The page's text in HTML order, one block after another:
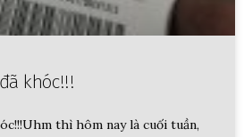
khóc!!!
thì hôm nay là cuối tuần,